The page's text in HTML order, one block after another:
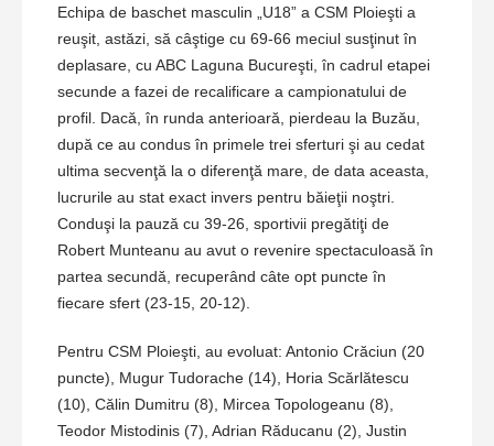
Echipa de baschet masculin „U18” a CSM Ploieşti a
reuşit, astăzi, să câştige cu 69-66 meciul susţinut în
deplasare, cu ABC Laguna Bucureşti, în cadrul etapei
secunde a fazei de recalificare a campionatului de
profil. Dacă, în runda anterioară, pierdeau la Buzău,
după ce au condus în primele trei sferturi şi au cedat
ultima secvenţă la o diferenţă mare, de data aceasta,
lucrurile au stat exact invers pentru băieţii noştri.
Conduşi la pauză cu 39-26, sportivii pregătiţi de
Robert Munteanu au avut o revenire spectaculoasă în
partea secundă, recuperând câte opt puncte în
fiecare sfert (23-15, 20-12).
Pentru CSM Ploieşti, au evoluat: Antonio Crăciun (20
puncte), Mugur Tudorache (14), Horia Scărlătescu
(10), Călin Dumitru (8), Mircea Topologeanu (8),
Teodor Mistodinis (7), Adrian Răducanu (2), Justin